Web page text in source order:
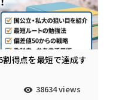
得点を最短で達成す
38634 views